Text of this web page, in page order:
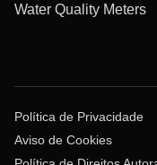
Water Quality Meters
Política de Privacidade
Aviso de Cookies